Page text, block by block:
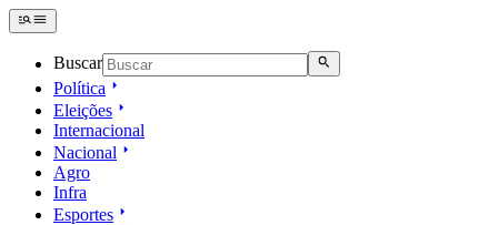
Buscar
Política
Eleições
Internacional
Nacional
Agro
Infra
Esportes